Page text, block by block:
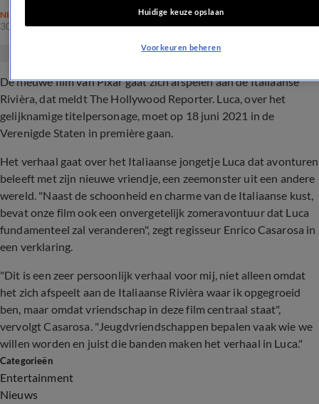
NIEUWS
30 juli 2020, 17:59
De nieuwe film van Pixar gaat zich afspelen aan de Italiaanse
Rivièra, dat meldt The Hollywood Reporter. Luca, over het
gelijknamige titelpersonage, moet op 18 juni 2021 in de
Verenigde Staten in première gaan.
Het verhaal gaat over het Italiaanse jongetje Luca dat avonturen
beleeft met zijn nieuwe vriendje, een zeemonster uit een andere
wereld. "Naast de schoonheid en charme van de Italiaanse kust,
bevat onze film ook een onvergetelijk zomeravontuur dat Luca
fundamenteel zal veranderen", zegt regisseur Enrico Casarosa in
een verklaring.
"Dit is een zeer persoonlijk verhaal voor mij, niet alleen omdat
het zich afspeelt aan de Italiaanse Rivièra waar ik opgegroeid
ben, maar omdat vriendschap in deze film centraal staat",
vervolgt Casarosa. "Jeugdvriendschappen bepalen vaak wie we
willen worden en juist die banden maken het verhaal in Luca."
Categorieën
Entertainment
Nieuws
Huidige keuze opslaan
Voorkeuren beheren